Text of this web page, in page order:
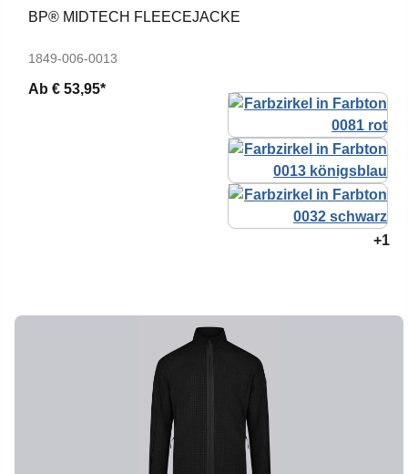
BP® MIDTECH FLEECEJACKE
1849-006-0013
Ab € 53,95*
+1